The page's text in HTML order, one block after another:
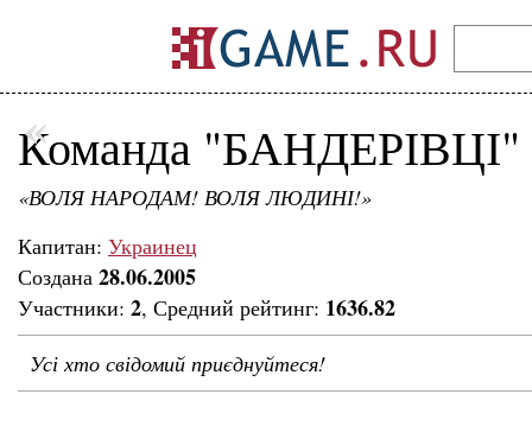
Команда "БАНДЕРІВЦІ"
«ВОЛЯ НАРОДАМ! ВОЛЯ ЛЮДИНІ!»
Капитан: Украинец
Создана 28.06.2005
Участники: 2, Средний рейтинг: 1636.82
Усі хто свідомий приєднуйтеся!
«